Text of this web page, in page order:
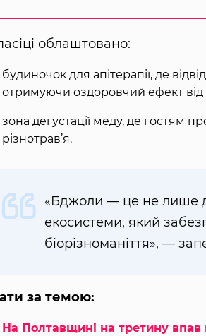
облаштовано:
будиночок для апітерапії, де
отримуючи оздоровчий ефект від
зона дегустації меду, де гостям
різнотрав’я.
«Бджоли — це не лише
екосистеми, який
біорізноманіття», —
за темою:
На Полтавщині на третину впав